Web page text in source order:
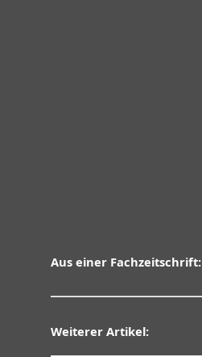
Aus einer Fachzeitschrift:
Weiterer Artikel: